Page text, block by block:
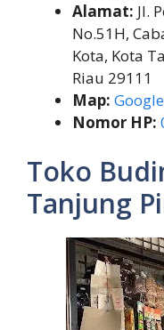
Alamat: Jl.
No.51H,
Kota, Kota
Riau 29111
Map:
Nomor HP:
Toko
Tanjung